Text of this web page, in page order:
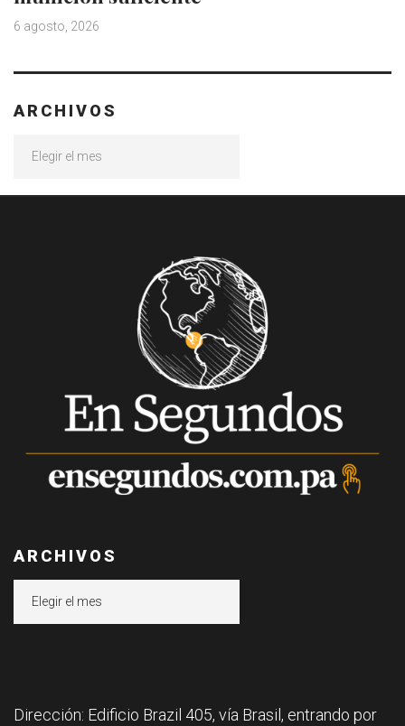
6 agosto, 2026
ARCHIVOS
ARCHIVOS
Dirección: Edificio Brazil 405, vía Brasil, entrando por